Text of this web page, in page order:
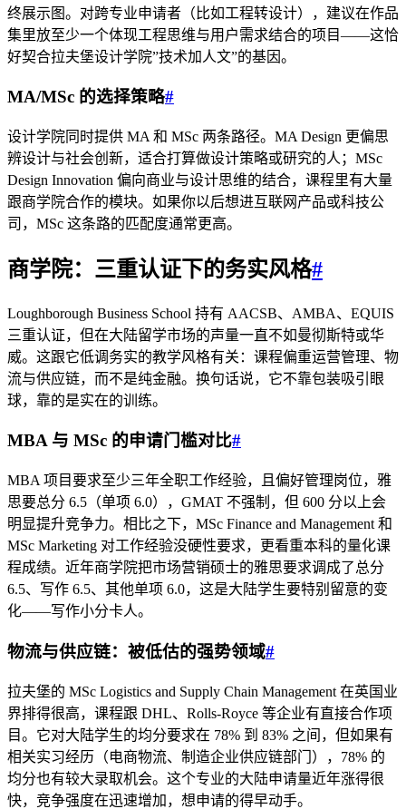
终展示图。对跨专业申请者（比如工程转设计），建议在作品
集里放至少一个体现工程思维与用户需求结合的项目——这恰
好契合拉夫堡设计学院”技术加人文”的基因。
MA/MSc 的选择策略#
设计学院同时提供 MA 和 MSc 两条路径。MA Design 更偏思
辨设计与社会创新，适合打算做设计策略或研究的人；MSc
Design Innovation 偏向商业与设计思维的结合，课程里有大量
跟商学院合作的模块。如果你以后想进互联网产品或科技公
司，MSc 这条路的匹配度通常更高。
商学院：三重认证下的务实风格#
Loughborough Business School 持有 AACSB、AMBA、EQUIS
三重认证，但在大陆留学市场的声量一直不如曼彻斯特或华
威。这跟它低调务实的教学风格有关：课程偏重运营管理、物
流与供应链，而不是纯金融。换句话说，它不靠包装吸引眼
球，靠的是实在的训练。
MBA 与 MSc 的申请门槛对比#
MBA 项目要求至少三年全职工作经验，且偏好管理岗位，雅
思要总分 6.5（单项 6.0），GMAT 不强制，但 600 分以上会
明显提升竞争力。相比之下，MSc Finance and Management 和
MSc Marketing 对工作经验没硬性要求，更看重本科的量化课
程成绩。近年商学院把市场营销硕士的雅思要求调成了总分
6.5、写作 6.5、其他单项 6.0，这是大陆学生要特别留意的变
化——写作小分卡人。
物流与供应链：被低估的强势领域#
拉夫堡的 MSc Logistics and Supply Chain Management 在英国业
界排得很高，课程跟 DHL、Rolls-Royce 等企业有直接合作项
目。它对大陆学生的均分要求在 78% 到 83% 之间，但如果有
相关实习经历（电商物流、制造企业供应链部门），78% 的
均分也有较大录取机会。这个专业的大陆申请量近年涨得很
快，竞争强度在迅速增加，想申请的得早动手。